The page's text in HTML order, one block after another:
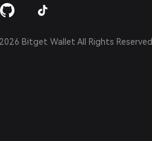
Bitget Wallet All Rights Reserved